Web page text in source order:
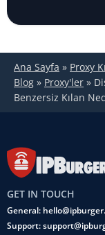
Ana Sayfa » Proxy
Blog » Proxy'ler »
Benzersiz Kılan
GET IN TOUCH
General:
Support: